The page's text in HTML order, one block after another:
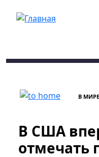
В МИРЕ
В США
отмечать